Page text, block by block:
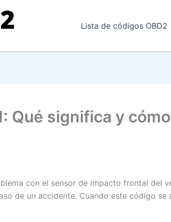
Lista de códigos OBD2
Qué significa y
con el sensor de impacto frontal del
de un accidente. Cuando este código